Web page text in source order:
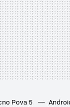
Pova 5